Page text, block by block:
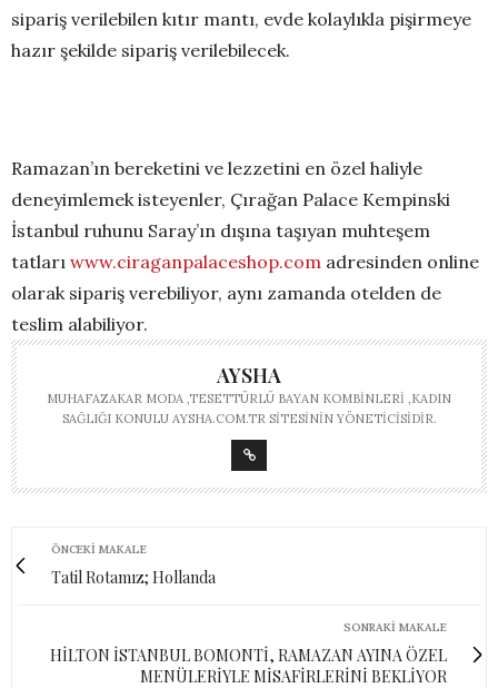
sipariş verilebilen kıtır mantı, evde kolaylıkla pişirmeye
hazır şekilde sipariş verilebilecek.
Ramazan’ın bereketini ve lezzetini en özel haliyle
deneyimlemek isteyenler, Çırağan Palace Kempinski
İstanbul ruhunu Saray’ın dışına taşıyan muhteşem
tatları www.ciraganpalaceshop.com adresinden online
olarak sipariş verebiliyor, aynı zamanda otelden de
teslim alabiliyor.
AYSHA
MUHAFAZAKAR MODA ,TESETTÜRLÜ BAYAN KOMBINLERI ,KADIN
SAĞLIĞI KONULU AYSHA.COM.TR SITESININ YÖNETICISIDIR.
ÖNCEKI MAKALE
Tatil Rotamız; Hollanda
SONRAKI MAKALE
HİLTON İSTANBUL BOMONTİ, RAMAZAN AYINA ÖZEL
MENÜLERİYLE MİSAFİRLERİNİ BEKLİYOR